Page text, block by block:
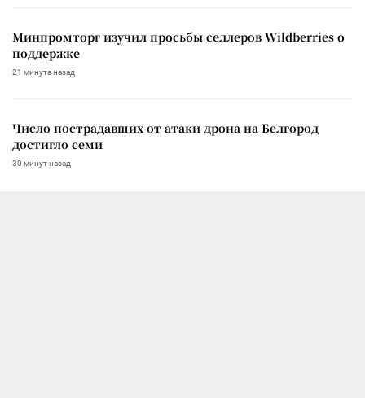
Минпромторг изучил просьбы селлеров Wildberries о
поддержке
21 минута назад
Число пострадавших от атаки дрона на Белгород
достигло семи
30 минут назад